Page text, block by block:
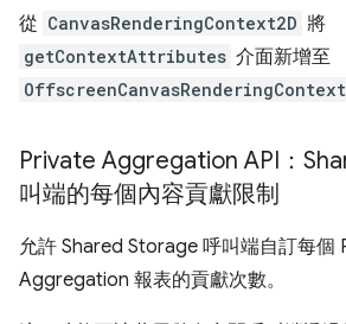
從 CanvasRenderingContext2D 將
getContextAttributes 介面新增至
Private Aggregation API：
叫端的每個內容貢獻限制
允許 Shared Storage 呼叫端自訂每個
Aggregation 報表的貢獻次數。